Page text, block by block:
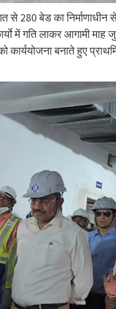
280 बेड का निर्माणाधीन
में गति लाकर आगामी
कार्ययोजना बनाते हुए